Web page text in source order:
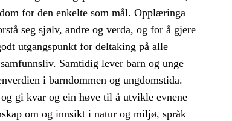
for den enkelte som mål. Opplæringa
seg sjølv, andre og verda, og for å gjere
utgangspunkt for deltaking på alle
Samtidig lever barn og unge
i barndommen og ungdomstida.
gi kvar og ein høve til å utvikle evnene
om og innsikt i natur og miljø, språk